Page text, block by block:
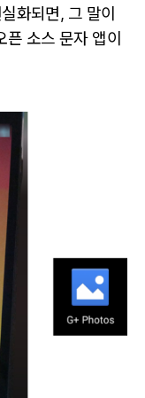
화되면, 그 말이
소스 문자 앱이